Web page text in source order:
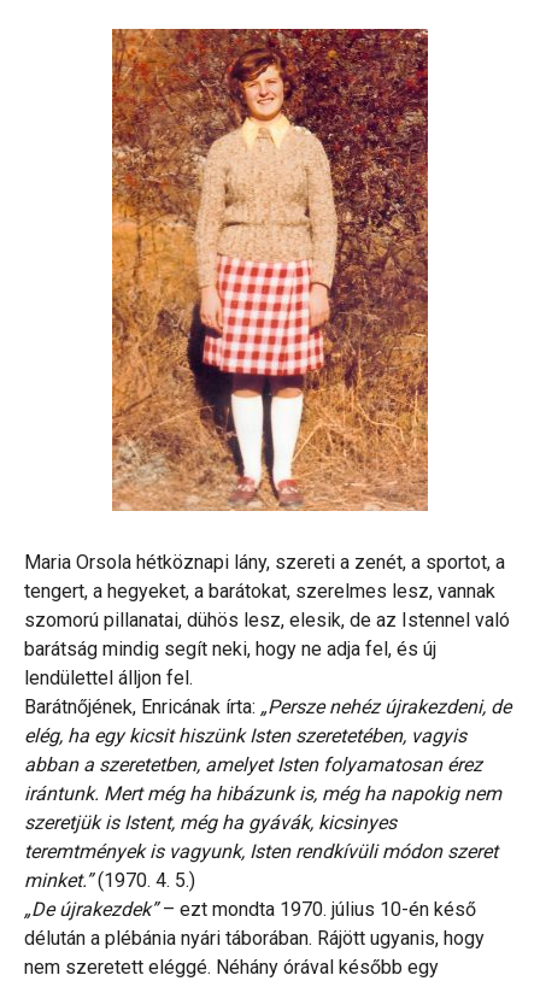
Maria Orsola hétköznapi lány, szereti a zenét, a sportot, a
tengert, a hegyeket, a barátokat, szerelmes lesz, vannak
szomorú pillanatai, dühös lesz, elesik, de az Istennel való
barátság mindig segít neki, hogy ne adja fel, és új
lendülettel álljon fel.
Barátnőjének, Enricának írta: „Persze nehéz újrakezdeni, de
elég, ha egy kicsit hiszünk Isten szeretetében, vagyis
abban a szeretetben, amelyet Isten folyamatosan érez
irántunk. Mert még ha hibázunk is, még ha napokig nem
szeretjük is Istent, még ha gyávák, kicsinyes
teremtmények is vagyunk, Isten rendkívüli módon szeret
minket.”(1970. 4. 5.)
„De újrakezdek”– ezt mondta 1970. július 10-én késő
délután a plébánia nyári táborában. Rájött ugyanis, hogy
nem szeretett eléggé. Néhány órával később egy